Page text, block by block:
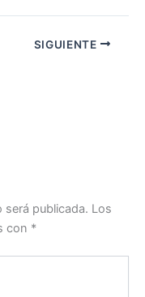
SIGUIENTE
será publicada. Los
con *